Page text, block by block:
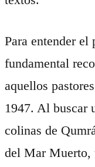
Para entender el
fundamental
aquellos
1947. Al buscar
colinas de
del Mar Muerto,